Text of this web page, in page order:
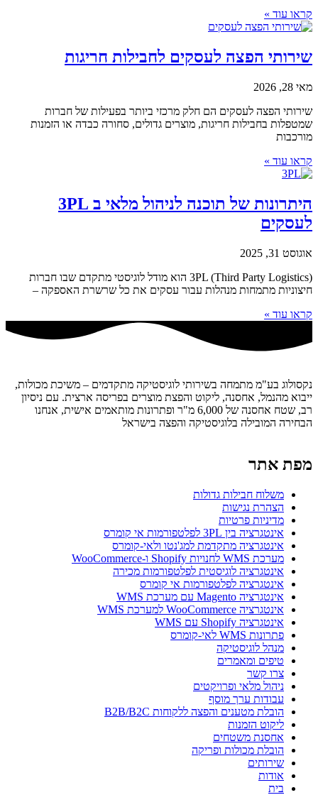
קראו עוד »
שירותי הפצה לעסקים לחבילות חריגות
מאי 28, 2026
שירותי הפצה לעסקים הם חלק מרכזי ביותר בפעילות של חברות
שמטפלות בחבילות חריגות, מוצרים גדולים, סחורה כבדה או הזמנות
מורכבות
קראו עוד »
היתרונות של תוכנה לניהול מלאי ב 3PL
לעסקים
אוגוסט 31, 2025
3PL (Third Party Logistics) הוא מודל לוגיסטי מתקדם שבו חברות
חיצוניות מתמחות מנהלות עבור עסקים את כל שרשרת האספקה –
קראו עוד »
נקסולוג בע"מ מתמחה בשירותי לוגיסטיקה מתקדמים – משיכת מכולות,
ייבוא מהנמל, אחסנה, ליקוט והפצת מוצרים בפריסה ארצית. עם ניסיון
רב, שטח אחסנה של 6,000 מ"ר ופתרונות מותאמים אישית, אנחנו
הבחירה המובילה בלוגיסטיקה והפצה בישראל
מפת אתר
משלוח חבילות גדולות
הצהרת נגישות
מדיניות פרטיות
אינטגרציה בין 3PL לפלטפורמות אי קומרס
אינטגרציה מתקדמת למג'נטו ולאי-קומרס
מערכת WMS לחנויות Shopify ו-WooCommerce
אינטגרציה לוגיסטית לפלטפורמות מכירה
אינטגרציה לפלטפורמות אי קומרס
אינטגרציה Magento עם מערכת WMS
אינטגרציה WooCommerce למערכת WMS
אינטגרציה Shopify עם WMS
פתרונות WMS לאי-קומרס
מנהל לוגיסטיקה
טיפים ומאמרים
צרו קשר
ניהול מלאי ופרויקטים
עבודות ערך מוסף
הובלת מטענים והפצה ללקוחות B2B/B2C
ליקוט הזמנות
אחסנת משטחים
הובלת מכולות ופריקה
שירותים
אודות
בית